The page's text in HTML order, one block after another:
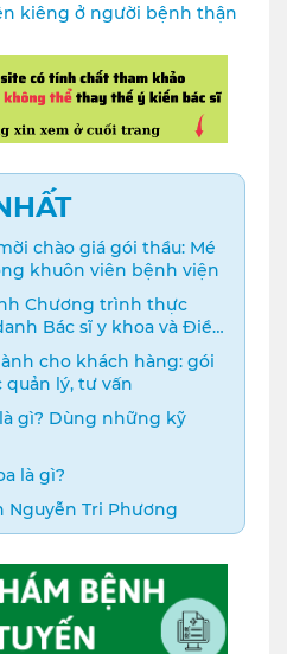
kiêng ở người bệnh thận
chào giá gói thầu: Mé
khuôn viên bệnh viện
Chương trình thực
Bác sĩ y khoa và Điều
cho khách hàng: gói
lý, tư vấn
gì? Dùng những kỹ
là gì?
Nguyễn Tri Phương